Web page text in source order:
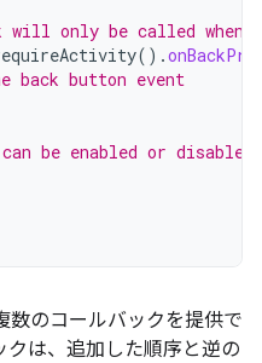
only be called when
().
back button event
be enabled or
数のコールバックを提供で
クは、追加した順序と逆の